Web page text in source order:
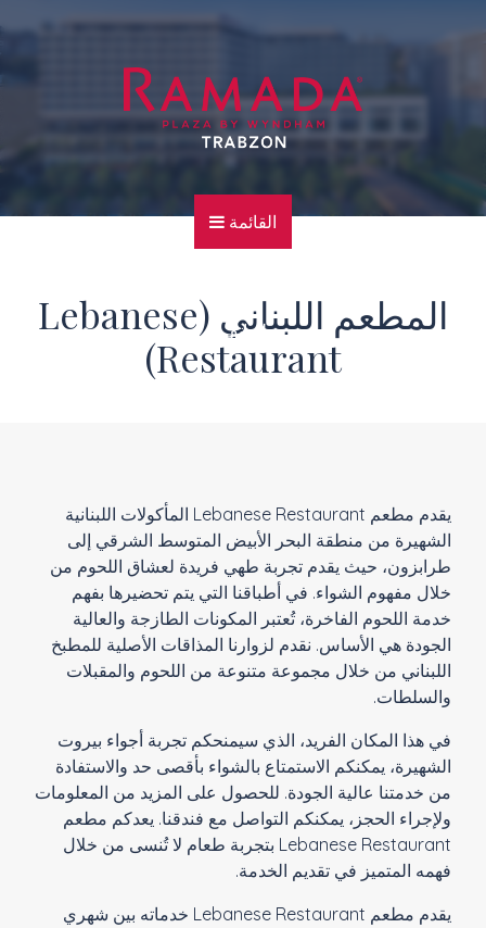
للهاتف
المطعم اللبناني (Lebanese
Restaurant)
يقدم مطعم Lebanese Restaurant المأكولات اللبنانية
الشهيرة من منطقة البحر الأبيض المتوسط الشرقي إلى
طرابزون، حيث يقدم تجربة طهي فريدة لعشاق اللحوم من
خلال مفهوم الشواء. في أطباقنا التي يتم تحضيرها بفهم
خدمة اللحوم الفاخرة، تُعتبر المكونات الطازجة والعالية
الجودة هي الأساس. نقدم لزوارنا المذاقات الأصلية للمطبخ
اللبناني من خلال مجموعة متنوعة من اللحوم والمقبلات
والسلطات.
في هذا المكان الفريد، الذي سيمنحكم تجربة أجواء بيروت
الشهيرة، يمكنكم الاستمتاع بالشواء بأقصى حد والاستفادة
من خدمتنا عالية الجودة. للحصول على المزيد من المعلومات
ولإجراء الحجز، يمكنكم التواصل مع فندقنا. يعدكم مطعم
Lebanese Restaurant بتجربة طعام لا تُنسى من خلال
فهمه المتميز في تقديم الخدمة.
يقدم مطعم Lebanese Restaurant خدماته بين شهري